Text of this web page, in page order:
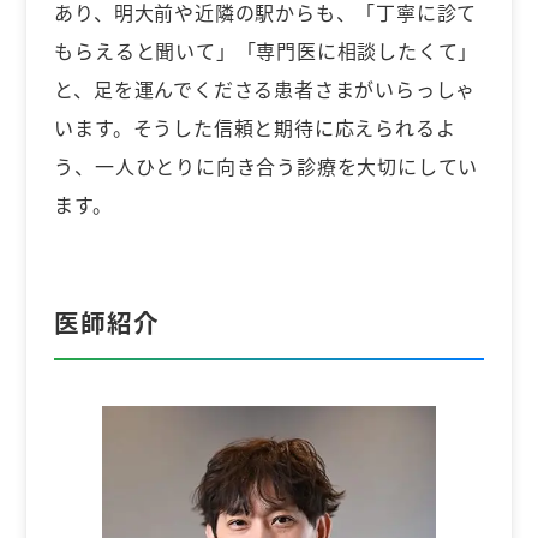
あり、明大前や近隣の駅からも、「丁寧に診て
もらえると聞いて」「専門医に相談したくて」
と、足を運んでくださる患者さまがいらっしゃ
います。そうした信頼と期待に応えられるよ
う、一人ひとりに向き合う診療を大切にしてい
ます。
医師紹介